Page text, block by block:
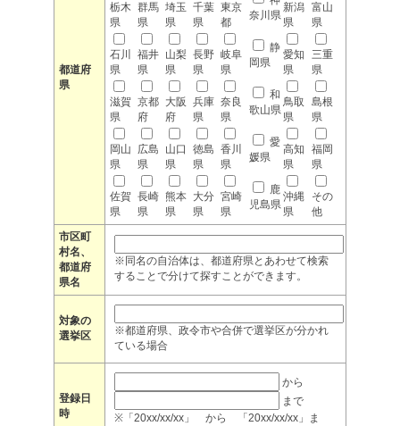
都道府
県
栃木
県
群馬
県
埼玉
県
千葉
県
東京
都
奈川県
新潟
県
富山
県
石川
県
福井
県
山梨
県
長野
県
岐阜
県
静
岡県
愛知
県
三重
県
滋賀
県
京都
府
大阪
府
兵庫
県
奈良
県
和
歌山県
鳥取
県
島根
県
岡山
県
広島
県
山口
県
徳島
県
香川
県
愛
媛県
高知
県
福岡
県
佐賀
県
長崎
県
熊本
県
大分
県
宮崎
県
鹿
児島県
沖縄
県
その
他
市区町
村名、
都道府
県名
※同名の自治体は、都道府県とあわせて検索
することで分けて探すことができます。
対象の
選挙区
※都道府県、政令市や合併で選挙区が分かれ
ている場合
登録日
時
から
まで
※「20xx/xx/xx」 から 「20xx/xx/xx」ま